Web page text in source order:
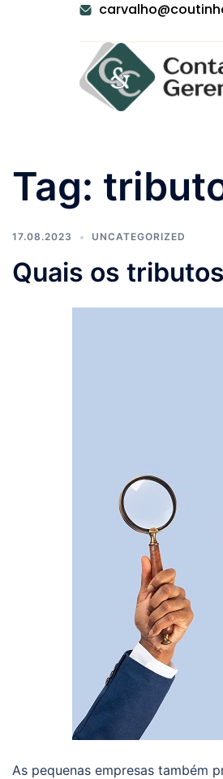
Tag:
17.08.2023 UNCATEGORIZED
Quais os
As pequenas empresas também